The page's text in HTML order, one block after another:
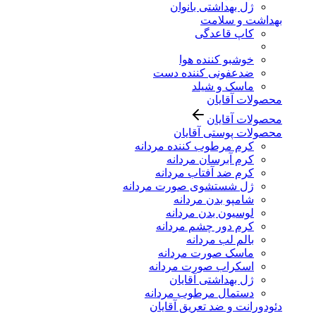
ژل بهداشتی بانوان
بهداشت و سلامت
کاپ قاعدگی
خوشبو کننده هوا
ضدعفونی کننده دست
ماسک و شیلد
محصولات آقایان
محصولات آقایان
محصولات پوستی آقایان
کرم مرطوب کننده مردانه
کرم آبرسان مردانه
کرم ضد آفتاب مردانه
ژل شستشوی صورت مردانه
شامپو بدن مردانه
لوسیون بدن مردانه
کرم دور چشم مردانه
بالم لب مردانه
ماسک صورت مردانه
اسکراب صورت مردانه
ژل بهداشتی آقایان
دستمال مرطوب مردانه
دئودورانت و ضد تعریق آقایان